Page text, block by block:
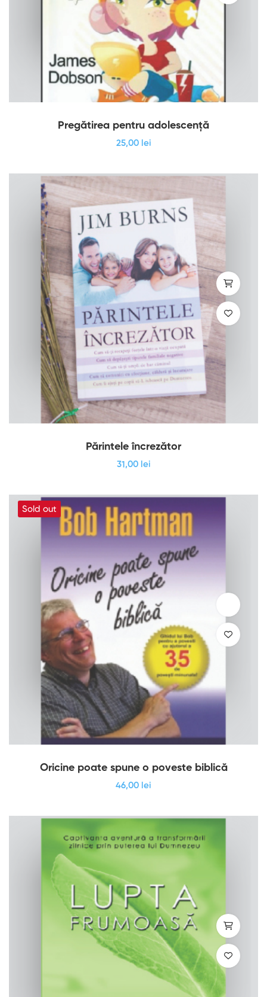
Pregătirea pentru adolescenţă
25,00 lei
Părintele încrezător
31 ,00 lei
Sold out
Oricine poate spune o poveste biblică
46,00 lei